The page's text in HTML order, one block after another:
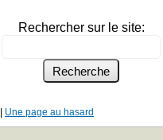
Rechercher sur le site:
Une page au hasard